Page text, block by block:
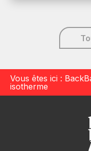
Vous êtes ici :
isotherme